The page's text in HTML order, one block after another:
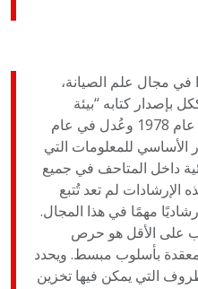
مجال علم الصيانة،
بإصدار كتابه “بيئة
المتاحف” الذي نٌشر لأول مرة في عام 1978 وعُدل في عام
الأساسي للمعلومات التي
داخل المتاحف في جميع
الإرشادات لم تعد تُتبع
مهمًا في هذا المجال.
على الأقل هو حرص
بأسلوب مبسط. ويحدد
التي يمكن فيها تخزين